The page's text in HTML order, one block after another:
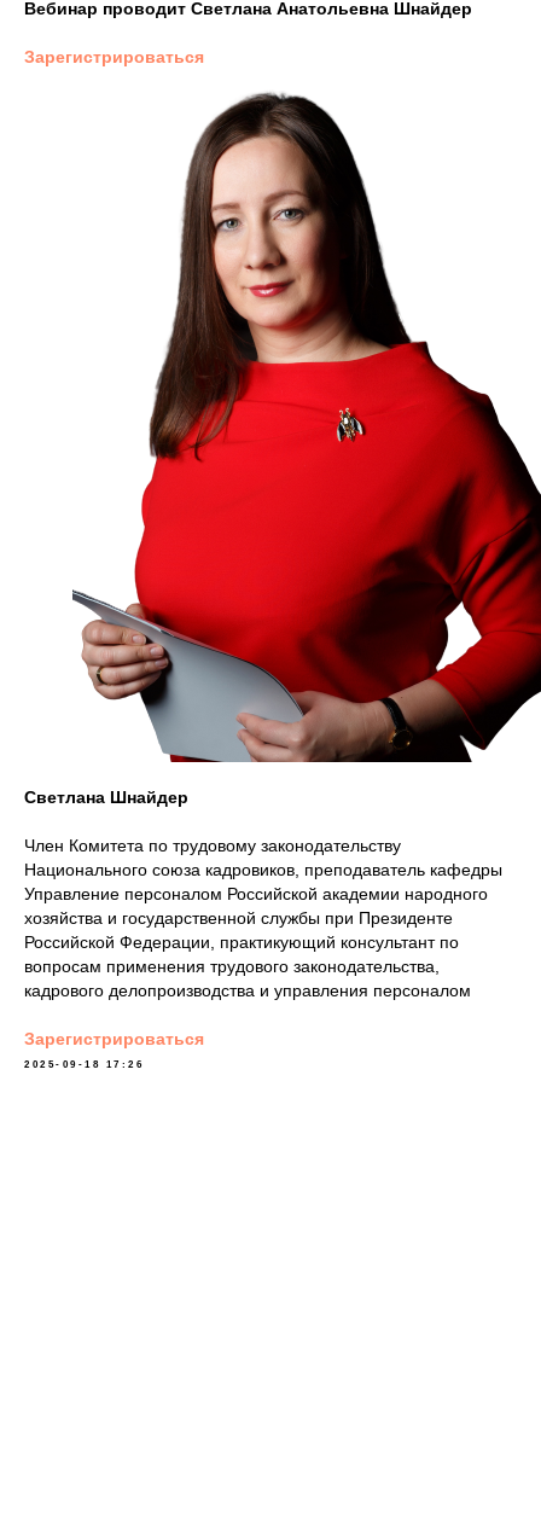
Вебинар проводит Светлана Анатольевна Шнайдер
Зарегистрироваться
Светлана Шнайдер
Член Комитета по трудовому законодательству
Национального союза кадровиков, преподаватель кафедры
Управление персоналом Российской академии народного
хозяйства и государственной службы при Президенте
Российской Федерации, практикующий консультант по
вопросам применения трудового законодательства,
кадрового делопроизводства и управления персоналом
Зарегистрироваться
2025-09-18 17:26